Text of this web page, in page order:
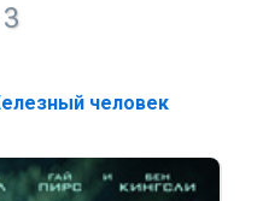
человек